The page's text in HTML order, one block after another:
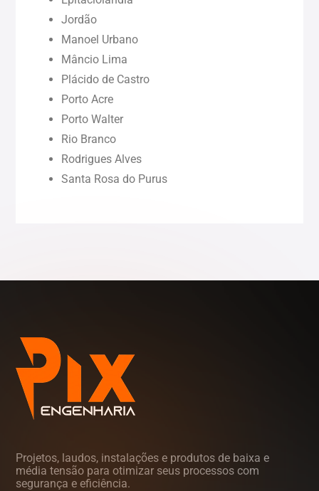
Piauí (PI)
Rondônia (RO)
Roraima (RR)
Jordão
Manoel Urbano
Mâncio Lima
Plácido de Castro
Porto Acre
Porto Walter
Rio Branco
Rodrigues Alves
Santa Rosa do Purus
Projetos, laudos, instalações e produtos de baixa e
média tensão para otimizar seus processos com
segurança e eficiência.